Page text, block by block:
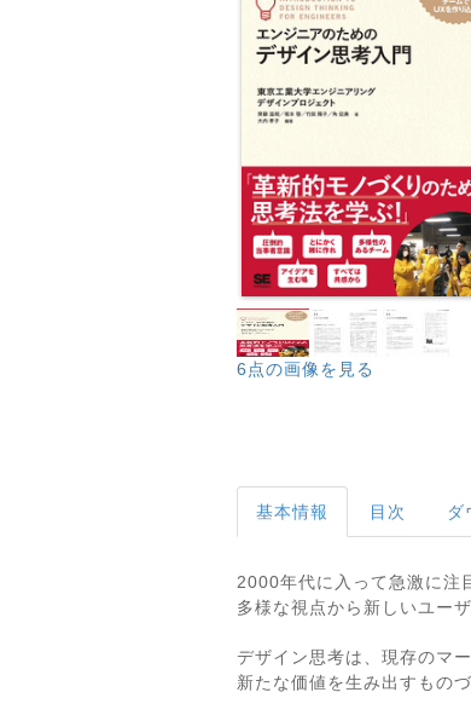
6点の画像を見る
基本情報 目次 ダ
2000年代に入って急激に注
多様な視点から新しいユー
デザイン思考は、現存のマ
新たな価値を生み出すもの